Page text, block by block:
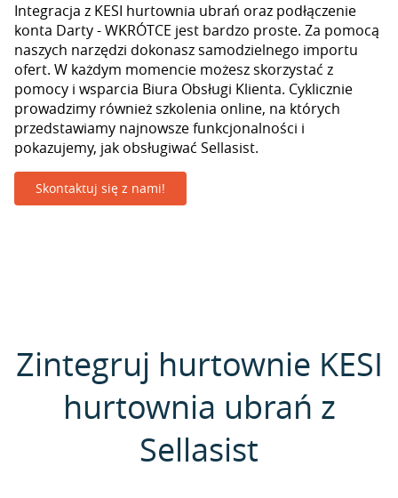
Integracja z KESI hurtownia ubrań oraz podłączenie
konta Darty - WKRÓTCE jest bardzo proste. Za pomocą
naszych narzędzi dokonasz samodzielnego importu
ofert. W każdym momencie możesz skorzystać z
pomocy i wsparcia Biura Obsługi Klienta. Cyklicznie
prowadzimy również szkolenia online, na których
przedstawiamy najnowsze funkcjonalności i
pokazujemy, jak obsługiwać Sellasist.
Skontaktuj się z nami!
Zintegruj hurtownie KESI
hurtownia ubrań z
Sellasist